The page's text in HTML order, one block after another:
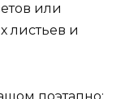
или
листьев и